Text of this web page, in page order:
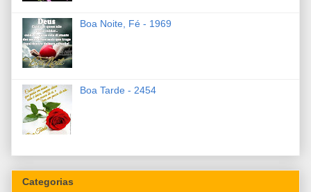
Boa Noite, Fé - 1969
Boa Tarde - 2454
Categorias